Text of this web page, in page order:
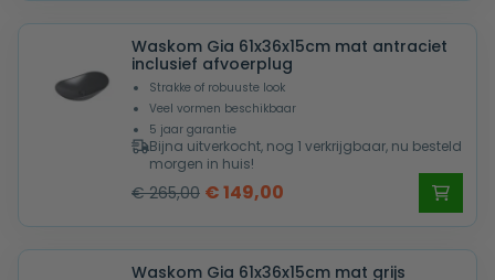
was:
€ 265,00.
is:
€ 149,00.
Waskom Gia 61x36x15cm mat antraciet
inclusief afvoerplug
Strakke of robuuste look
Veel vormen beschikbaar
5 jaar garantie
Bijna uitverkocht, nog 1 verkrijgbaar, nu besteld
morgen in huis!
€265,00 Oorspronkelijke
was:
€ 265,00.
€149,00
is:
€ 149,00.
Waskom Gia 61x36x15cm mat grijs